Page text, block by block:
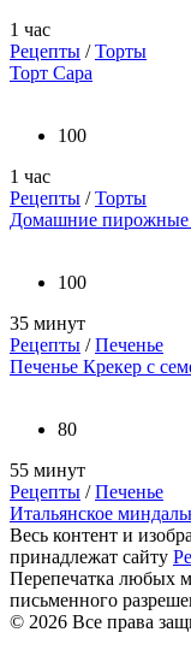
1 час
Рецепты /Торты
Торт Сара
100
1 час
Рецепты /Торты
Домашние пирожные
100
35 минут
Рецепты /Печенье
Печенье Крекер с
80
55 минут
Рецепты /Печенье
Итальянское
Весь контент и
принадлежат сайту
Перепечатка любых
письменного
© 2026 Все права